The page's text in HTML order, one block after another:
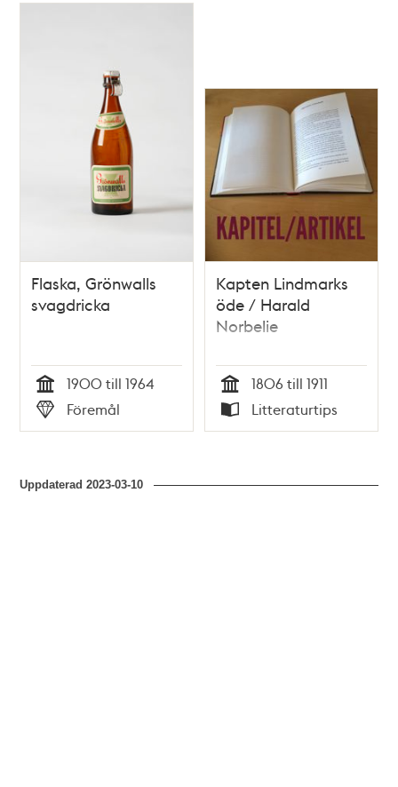
Flaska, Grönwalls
svagdricka
Tid
1900 till 1964
Typ
Föremål
Kapten Lindmarks
öde / Harald
Norbelie
Tid
1806 till 1911
Typ
Litteraturtips
Uppdaterad2023-03-10